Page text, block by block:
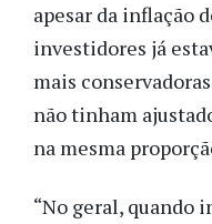
apesar da inflação
investidores já
mais
não tinham
na mesma
“No geral, quando